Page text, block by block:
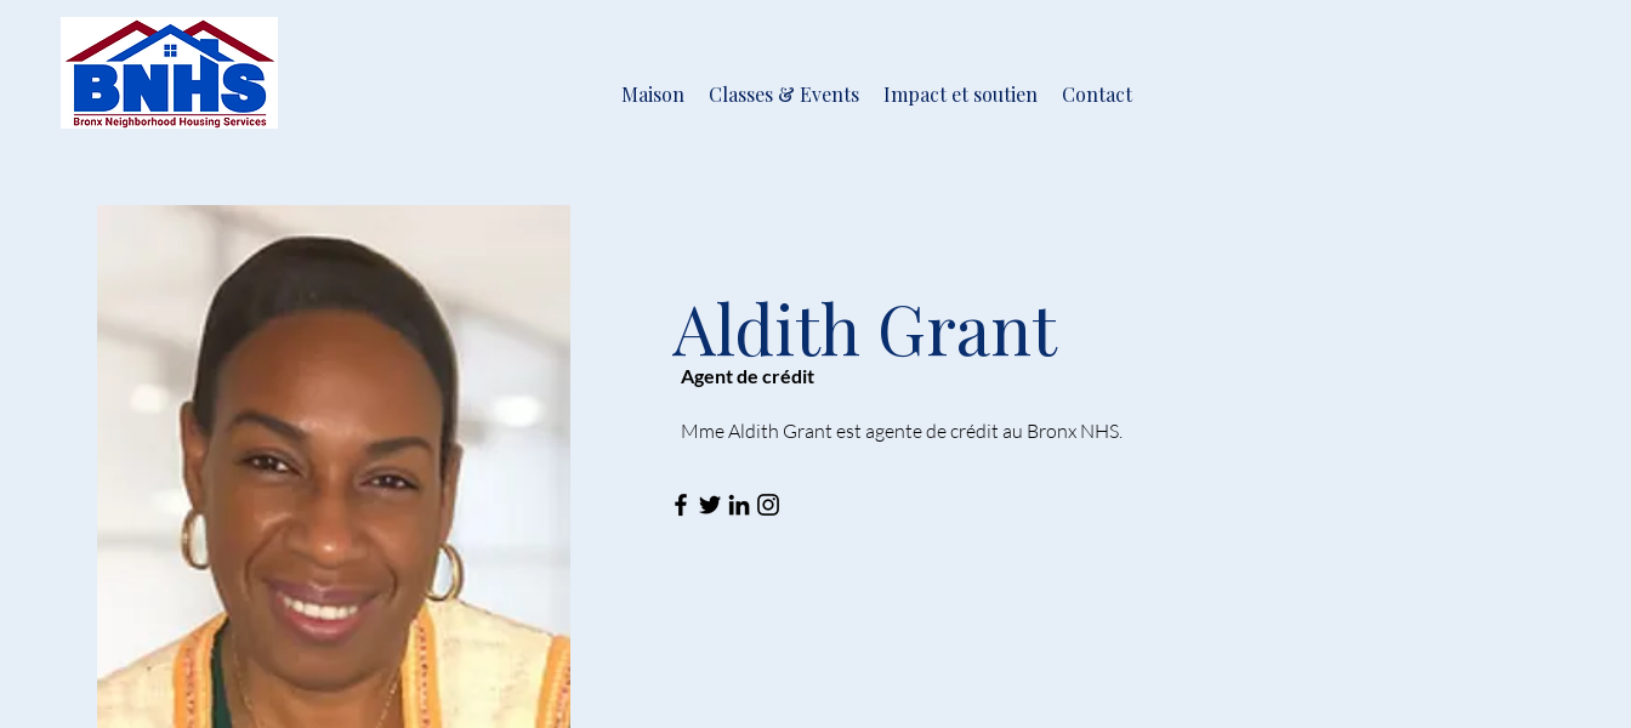
Maison Classes & Events Impact et soutien Contact
Aldith Grant
Agent de crédit
Mme Aldith Grant est agente de crédit au Bronx NHS.